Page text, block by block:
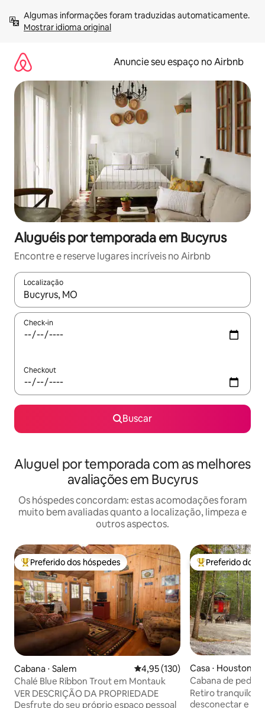
para
Mostrar idioma original
Anuncie seu espaço no Airbnb
Aluguéis por temporada em Bucyrus
Encontre e reserve lugares incríveis no Airbnb
Localização
Quando os resultados estiverem disponíveis, explore-os
Check-in
Checkout
Buscar
Aluguel por temporada com as melhores
avaliações em Bucyrus
Os hóspedes concordam: estas acomodações foram
muito bem avaliadas quanto a localização, limpeza e
outros aspectos.
Entre os melhores preferidos dos hóspedes
Preferido dos hóspedes
Cabana ⋅ Salem 4,95 de uma avaliação média de
4,95 (130)
Chalé Blue Ribbon Trout em Montauk
VER DESCRIÇÃO DA PROPRIEDADE
Desfrute do seu próprio espaço pessoal
Entre os
Preferido dos
Casa ⋅ Houston
Cabana de pedra
de
Retiro tranquilo e
desconectar e